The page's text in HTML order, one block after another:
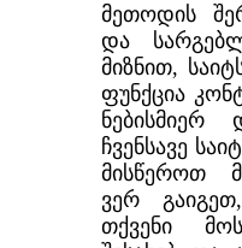
მეთოდის
და
მიზნით,
ფუნქცია
ნებისმიერ
ჩვენსავე
მისწეროთ
ვერ
თქვენი